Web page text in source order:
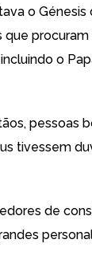
o
que
o
pessoas
tivessem
de